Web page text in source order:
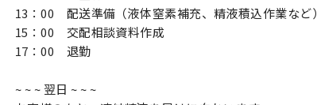
13：00 配送準備（液体窒素補充、精液積込作業など）
15：00 交配相談資料作成
17：00 退勤
~ ~ ~ 翌日 ~ ~ ~